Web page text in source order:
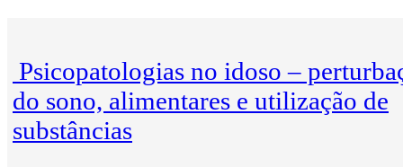
Psicopatologias no idoso –
do sono, alimentares e utilização de
substâncias